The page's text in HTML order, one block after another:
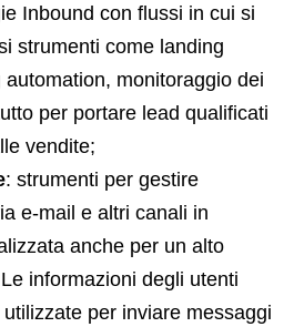
Inbound con flussi in cui si
strumenti come landing
monitoraggio dei
per portare lead qualificati
vendite;
: strumenti per gestire
e-mail e altri canali in
anche per un alto
informazioni degli utenti
per inviare messaggi